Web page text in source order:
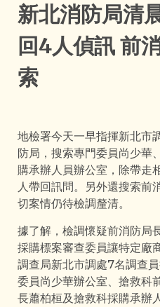
新北消防局清
回4人偵訊 前
索
地檢署今天一早指揮新北市
防局，搜索專門委員尚少華
購承辦人員辦公室，除帶走
人帶回訊問。另外還搜索前
切案情仍待檢調釐清。
據了解，檢調懷疑前消防局
採購標案審查委員讓特定廠
調查局新北市調處7名調查
委員尚少華辦公室、搶救科
長蕭柏桓及搶救科採購承辦